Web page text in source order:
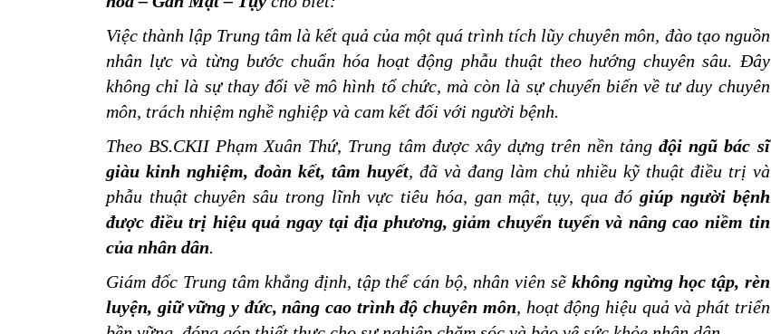
Việc thành lập Trung tâm là kết quả của một quá trình tích lũy chuyên môn, đào tạo nguồn
nhân lực và từng bước chuẩn hóa hoạt động phẫu thuật theo hướng chuyên sâu. Đây
không chỉ là sự thay đổi về mô hình tổ chức, mà còn là sự chuyển biến về tư duy chuyên
môn, trách nhiệm nghề nghiệp và cam kết đối với người bệnh.
Theo BS.CKII Phạm Xuân Thứ, Trung tâm được xây dựng trên nền tảngđội ngũ bác sĩ
giàu kinh nghiệm, đoàn kết, tâm huyết, đã và đang làm chủ nhiều kỹ thuật điều trị và
phẫu thuật chuyên sâu trong lĩnh vực tiêu hóa, gan mật, tụy, qua đógiúp người bệnh
được điều trị hiệu quả ngay tại địa phương, giảm chuyển tuyến và nâng cao niềm tin
của nhân dân.
Giám đốc Trung tâm khẳng định, tập thể cán bộ, nhân viên sẽ không ngừng học tập, rèn
luyện, giữ vững y đức, nâng cao trình độ chuyên môn, hoạt động hiệu quả và phát triển